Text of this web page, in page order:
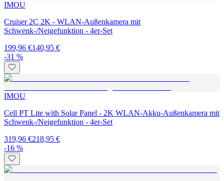
IMOU
Cruiser 2C 2K - WLAN-Außenkamera mit
Schwenk-/Neigefunktion - 4er-Set
199,96 €140,95 €
-31 %
IMOU
Cell PT Lite with Solar Panel - 2K WLAN-Akku-Außenkamera mit
Schwenk-/Neigefunktion - 4er-Set
319,96 €218,95 €
-16 %